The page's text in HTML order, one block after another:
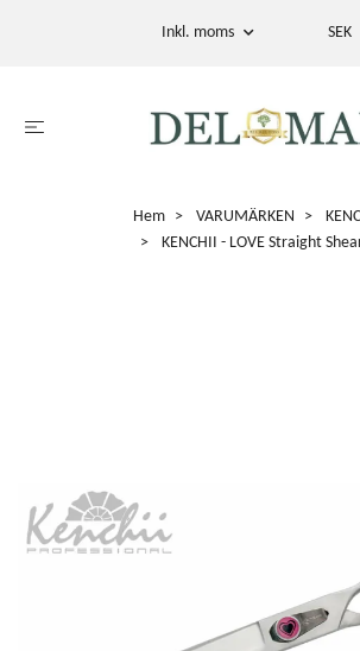
Inkl. moms SEK
Hem VARUMÄRKEN
KENCHII - LOVE Straight